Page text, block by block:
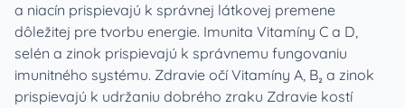
a niacín prispievajú k správnej látkovej premene
dôležitej pre tvorbu energie. Imunita Vitamíny C a D,
selén a zinok prispievajú k správnemu fungovaniu
imunitného systému. Zdravie očí Vitamíny A, B₂ a zinok
prispievajú k udržaniu dobrého zraku Zdravie kostí